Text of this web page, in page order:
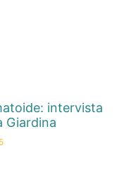
intervista
Giardina